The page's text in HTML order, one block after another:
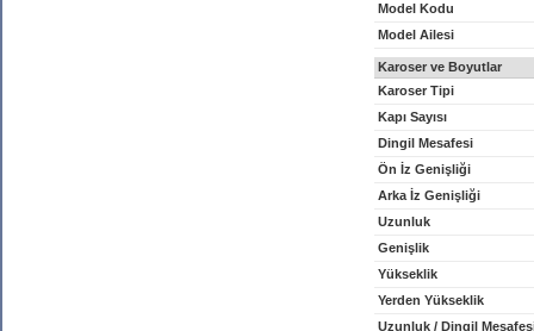
Model Kodu
Model Ailesi
Karoser ve Boyutlar
Karoser Tipi
Kapı Sayısı
Dingil Mesafesi
Ön İz Genişliği
Arka İz Genişliği
Uzunluk
Genişlik
Yükseklik
Yerden Yükseklik
Uzunluk / Dingil